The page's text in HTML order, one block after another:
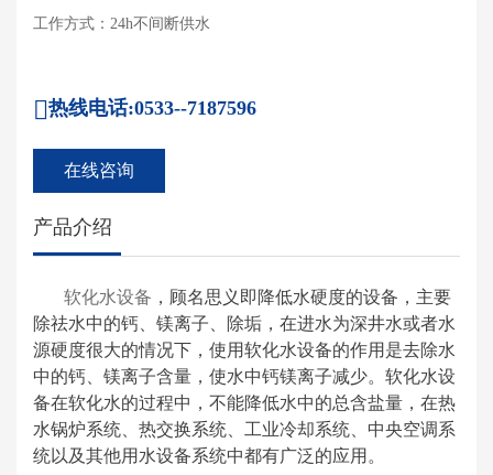
工作方式：24h不间断供水
热线电话:0533--7187596
在线咨询
产品介绍
软化水设备 ，顾名思义即降低水硬度的设备，主要
除祛水中的钙、镁离子、除垢，在进水为深井水或者水
源硬度很大的情况下，使用软化水设备的作用是去除水
中的钙、镁离子含量，使水中钙镁离子减少。软化水设
备在软化水的过程中，不能降低水中的总含盐量，在热
水锅炉系统、热交换系统、工业冷却系统、中央空调系
统以及其他用水设备系统中都有广泛的应用。